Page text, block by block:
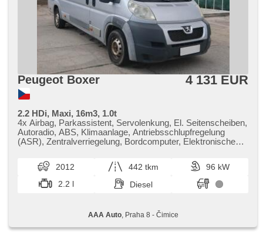
Peugeot Boxer 4 131 EUR
2.2 HDi, Maxi, 16m3, 1.0t
4x Airbag, Parkassistent, Servolenkung, El. Seitenscheiben,
Autoradio, ABS, Klimaanlage, Antriebsschlupfregelung
(ASR), Zentralverriegelung, Bordcomputer, Elektronisches
Standheizung, Ledersitze, Handgetriebe
2012 442 tkm
96 kW
2.2 l
Diesel
AAA Auto, Praha 8 - Čimice